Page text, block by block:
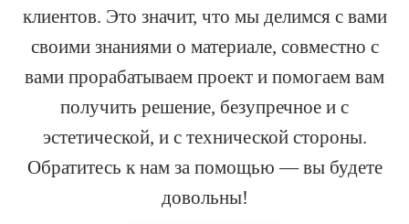
клиентов. Это значит, что мы делимся с вами
своими знаниями о материале, совместно с
вами прорабатываем проект и помогаем вам
получить решение, безупречное и с
эстетической, и с технической стороны.
Обратитесь к нам за помощью — вы будете
довольны!